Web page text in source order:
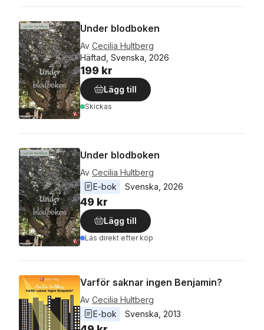
Under blodboken
Av Cecilia Hultberg
Häftad, Svenska, 2026
199 kr
Lägg till
Skickas
Under blodboken
Av Cecilia Hultberg
E-bok
Svenska 2026
49 kr
Lägg till
Läs direkt efter köp
Varför saknar ingen Benjamin?
Av Cecilia Hultberg
E-bok
Svenska 2013